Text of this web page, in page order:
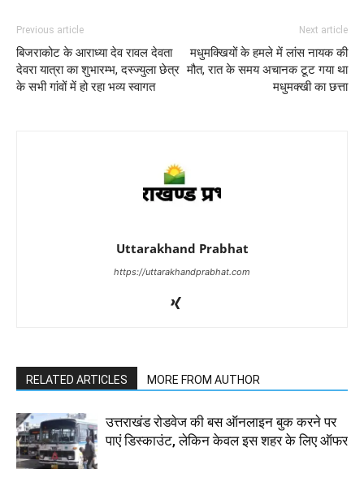
Previous article
बिजराकोट के आराध्या देव रावल देवता
देवरा यात्रा का शुभारम्भ, दस्ज्युला छेत्र
के सभी गांवों में हो रहा भव्य स्वागत
Next article
मधुमक्खियों के हमले में लांस नायक की
मौत, रात के समय अचानक टूट गया था
मधुमक्खी का छत्ता
Uttarakhand Prabhat
https://uttarakhandprabhat.com
RELATED ARTICLES MORE FROM AUTHOR
उत्तराखंड रोडवेज की बस ऑनलाइन बुक करने पर
पाएं डिस्काउंट, लेकिन केवल इस शहर के लिए ऑफर